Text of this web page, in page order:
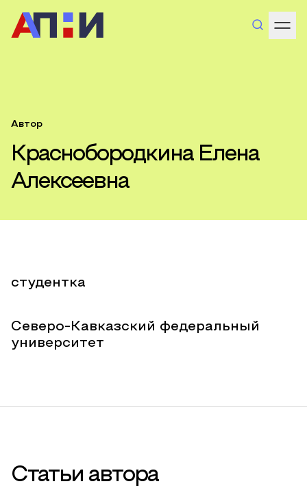
Автор
Краснобородкина Елена
Алексеевна
студентка
Северо-Кавказский федеральный
университет
Статьи автора